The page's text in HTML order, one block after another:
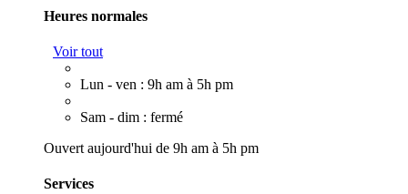
Heures normales
Voir tout
Lun - ven : 9h am à 5h pm
Sam - dim : fermé
Ouvert aujourd'hui de 9h am à 5h pm
Services